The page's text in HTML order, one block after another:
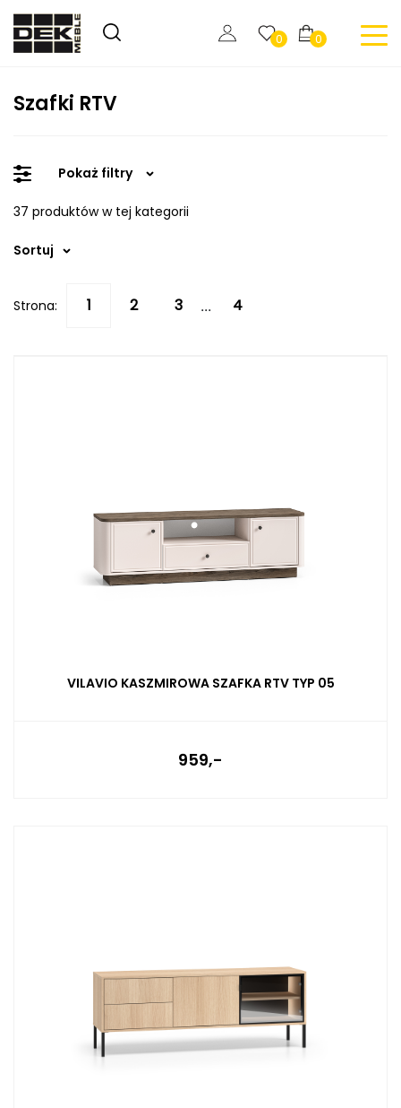
0 0
Szafki RTV
Pokaż filtry
37 produktów w tej kategorii
Sortuj
Strona: ...
VILAVIO KASZMIROWA SZAFKA RTV TYP 05
959,-